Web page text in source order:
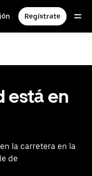
Regístrate
está en
la carretera en la
de